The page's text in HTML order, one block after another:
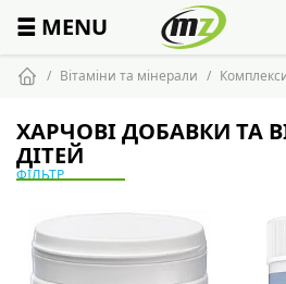
☰ MENU
Вітаміни та мінерали
ХАРЧОВІ ДОБАВКИ ТА
ДІТЕЙ
ФІЛЬТР